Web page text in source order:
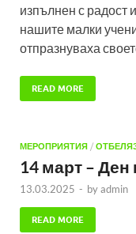
изпълнен с радост
нашите малки
отпразнуваха
READ MORE
МЕРОПРИЯТИЯ /
14 март – Ден
13.03.2025 - byadmin
READ MORE